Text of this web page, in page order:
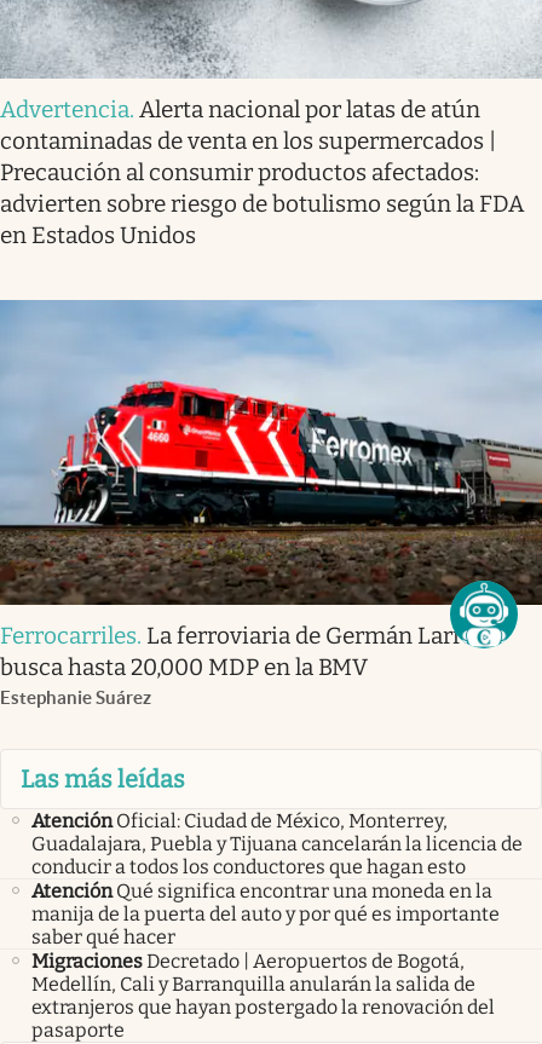
Advertencia. Alerta nacional por latas de atún
contaminadas de venta en los supermercados |
Precaución al consumir productos afectados:
advierten sobre riesgo de botulismo según la FDA
en Estados Unidos
Ferrocarriles. La ferroviaria de Germán Larrea
busca hasta 20,000 MDP en la BMV
Estephanie Suárez
Las más leídas
Atención Oficial: Ciudad de México, Monterrey,
Guadalajara, Puebla y Tijuana cancelarán la licencia de
conducir a todos los conductores que hagan esto
Atención Qué significa encontrar una moneda en la
manija de la puerta del auto y por qué es importante
saber qué hacer
MigracionesDecretado | Aeropuertos de Bogotá,
Medellín, Cali y Barranquilla anularán la salida de
extranjeros que hayan postergado la renovación del
pasaporte